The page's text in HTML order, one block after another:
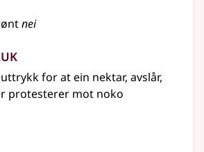
nei
for at ein nektar, avslår,
protesterer mot noko